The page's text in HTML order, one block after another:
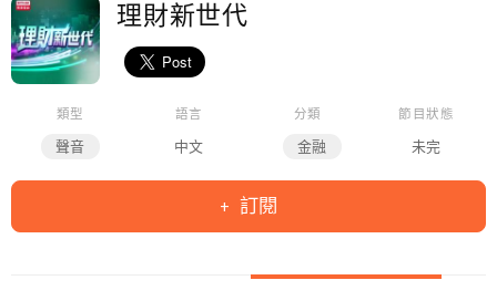
理財新世代
類型
聲音
語言
中文
分類
金融
節目狀態
未完
訂閱